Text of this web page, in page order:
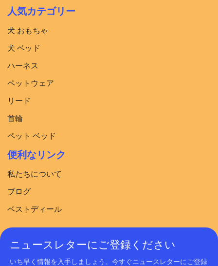
人気カテゴリー
犬 おもちゃ
犬 ベッド​
ハーネス
ペットウェア
リード
首輪
ペット ベッド
便利なリンク
私たちについて
ブログ
ベストディール
ニュースレターにご登録ください
いち早く情報を入手しましょう。今すぐニュースレターにご登録